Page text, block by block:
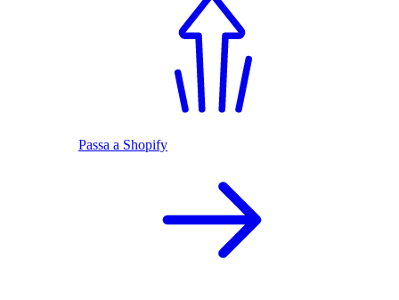
Passa a Shopify